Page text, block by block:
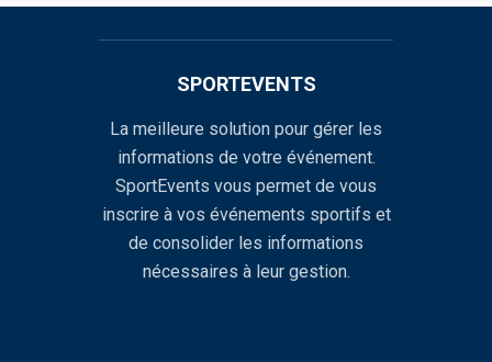
SPORTEVENTS
La meilleure solution pour gérer les
informations de votre événement.
SportEvents vous permet de vous
inscrire à vos événements sportifs et
de consolider les informations
nécessaires à leur gestion.